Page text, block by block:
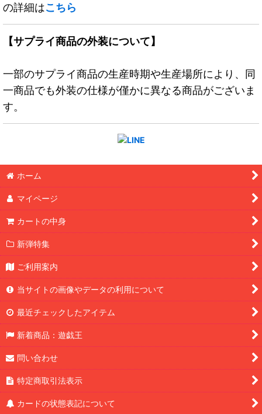
の詳細はこちら
【サプライ商品の外装について】
一部のサプライ商品の生産時期や生産場所により、同
一商品でも外装の仕様が僅かに異なる商品がございま
す。
ホーム
マイページ
カートの中身
新弾特集
ご利用案内
当サイトの画像やデータの利用について
最近チェックしたアイテム
新着商品：遊戯王
問い合わせ
特定商取引法表示
カードの状態表記について